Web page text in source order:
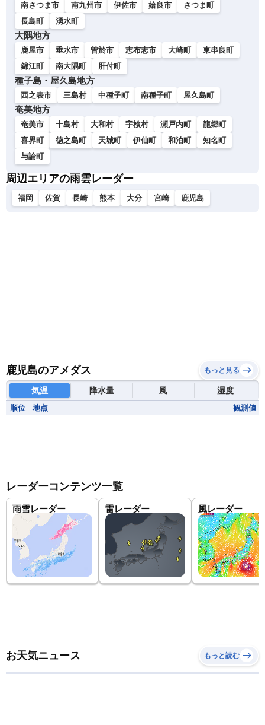
南さつま市
南九州市 伊佐市 姶良市
さつま町
長島町
湧水町
大隅地方
鹿屋市 垂水市 曽於市 志布志市 大崎町
東串良町
錦江町
南大隅町 肝付町
種子島・屋久島地方
西之表市 三島村 中種子町 南種子町 屋久島町
奄美地方
奄美市 十島村 大和村 宇検村 瀬戸内町
龍郷町
喜界町
徳之島町 天城町 伊仙町 和泊町
知名町
与論町
周辺エリアの雨雲レーダー
福岡 佐賀 長崎 熊本 大分 宮崎 鹿児島
鹿児島のアメダス もっと見る
気温 降水量 風 湿度
順位 地点 観測値
レーダーコンテンツ一覧
雨雪レーダー 雷レーダー 風レーダー
お天気ニュース もっと読む